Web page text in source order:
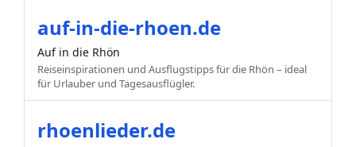
auf-in-die-rhoen.de
Auf in die Rhön
Reiseinspirationen und Ausflugstipps für die Rhön – ideal
für Urlauber und Tagesausflügler.
rhoenlieder.de